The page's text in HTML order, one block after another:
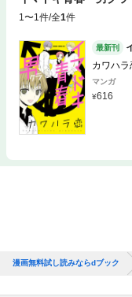
1〜1件/全1件
最新刊
カワハラ
マンガ
616
漫画無料試し読みならdブック